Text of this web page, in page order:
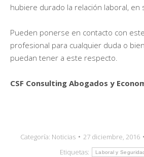
hubiere durado la relación laboral, en
Pueden ponerse en contacto con
profesional para cualquier duda o
puedan tener a este respecto.
CSF Consulting Abogados y
Categoría: Noticias 27 diciembre, 2016
Etiquetas:
Laboral y